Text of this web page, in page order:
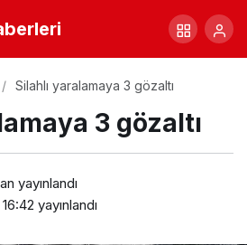
Silahlı yaralamaya 3 gözaltı
3 gözaltı
yayınlandı
yayınlandı